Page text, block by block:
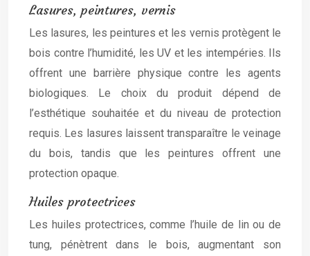
Lasures, peintures, vernis
Les lasures, les peintures et les vernis protègent le
bois contre l’humidité, les UV et les intempéries. Ils
offrent une barrière physique contre les agents
biologiques. Le choix du produit dépend de
l’esthétique souhaitée et du niveau de protection
requis. Les lasures laissent transparaître le veinage
du bois, tandis que les peintures offrent une
protection opaque.
Huiles protectrices
Les huiles protectrices, comme l’huile de lin ou de
tung, pénètrent dans le bois, augmentant son